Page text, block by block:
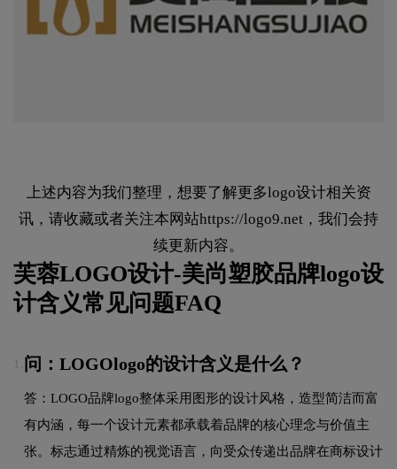
上述内容为我们整理，想要了解更多logo设计相关资
讯，请收藏或者关注本网站https://logo9.net ，我们会持
续更新内容。
芙蓉LOGO设计-美尚塑胶品牌logo设
计含义常见问题FAQ
问：LOGOlogo的设计含义是什么？
答：LOGO品牌logo整体采用图形的设计风格，造型简洁而富
有内涵，每一个设计元素都承载着品牌的核心理念与价值主
张。标志通过精炼的视觉语言，向受众传递出品牌在商标设计